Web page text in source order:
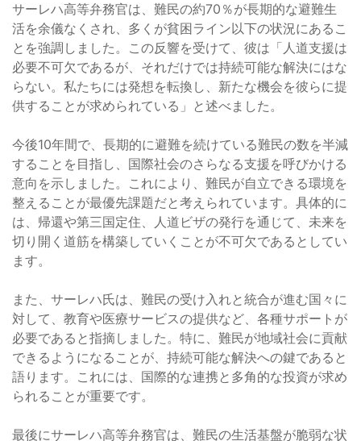
サーレハ高等弁務官は、難民の約70％が長期的な避難生
活を余儀なくされ、多くが貧困ライン以下の状況にあるこ
とを強調しました。この反響を受けて、彼は「人道支援は
必要不可欠であるが、それだけでは持続可能な解決にはな
らない。私たちには発想を転換し、新たな機会を彼らに提
供することが求められている」と述べました。
今後10年間で、長期的に避難を続けている難民の数を半減
することを目指し、国際社会のさらなる支援を呼びかける
意向を示しました。これにより、難民が自立できる環境を
整えることが最優先課題だと考えられています。具体的に
は、帰還や第三国定住、人道ビザの発行を通じて、未来を
切り開く道筋を構築していくことが不可欠であるとしてい
ます。
また、サーレハ氏は、難民の受け入れと統合が進む国々に
対して、教育や医療サービスの提供など、各種サポートが
必要であると指摘しました。特に、難民が地域社会に貢献
できるようになることが、持続可能な解決への鍵であると
語ります。これには、国際的な連携と多角的な投資が求め
られることが重要です。
最後にサーレハ高等弁務官は、難民の生活基盤が脆弱な状